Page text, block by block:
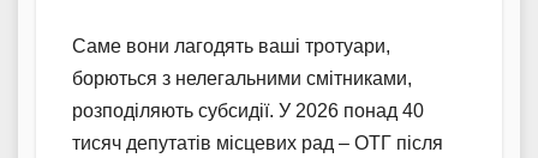
Саме вони лагодять ваші тротуари,
борються з нелегальними смітниками,
розподіляють субсидії. У 2026 понад 40
тисяч депутатів місцевих рад – ОТГ після